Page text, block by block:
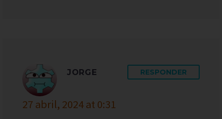
JORGE
27 abril, 2024 at 0:31
RESPONDER